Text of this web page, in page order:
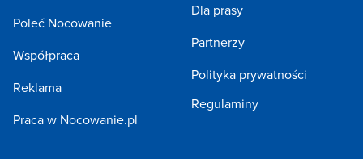
Poleć Nocowanie
Współpraca
Reklama
Praca w Nocowanie.pl
Dla prasy
Partnerzy
Polityka prywatności
Regulaminy